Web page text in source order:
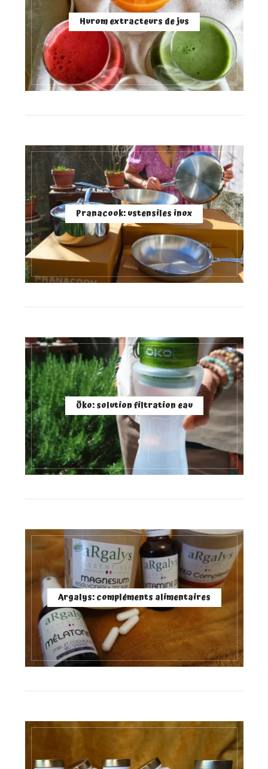
Hurom extracteurs de jus
Pranacook: ustensiles inox
Öko: solution filtration eau
Argalys: compléments alimentaires